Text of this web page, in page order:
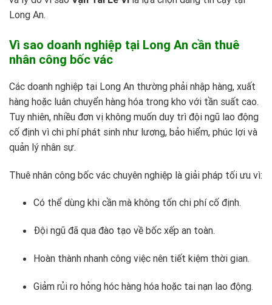
Long An.
Vì sao doanh nghiệp tại Long An cần thuê
nhân công bốc vác
Các doanh nghiệp tại Long An thường phải nhập hàng, xuất
hàng hoặc luân chuyển hàng hóa trong kho với tần suất cao.
Tuy nhiên, nhiều đơn vị không muốn duy trì đội ngũ lao động
cố định vì chi phí phát sinh như lương, bảo hiểm, phúc lợi và
quản lý nhân sự.
Thuê nhân công bốc vác chuyên nghiệp là giải pháp tối ưu vì:
Có thể dùng khi cần mà không tốn chi phí cố định.
Đội ngũ đã qua đào tạo về bốc xếp an toàn.
Hoàn thành nhanh công việc nên tiết kiệm thời gian.
Giảm rủi ro hỏng hóc hàng hóa hoặc tai nạn lao động.